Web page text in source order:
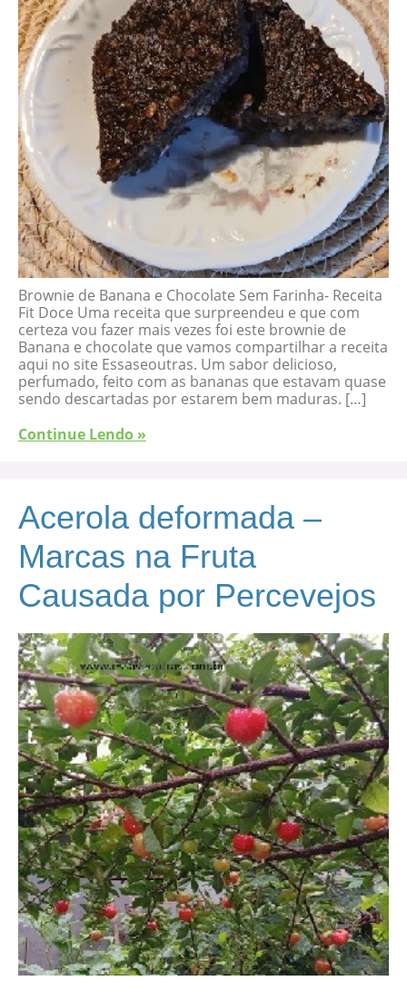
Brownie de Banana e Chocolate Sem Farinha- Receita
Fit Doce Uma receita que surpreendeu e que com
certeza vou fazer mais vezes foi este brownie de
Banana e chocolate que vamos compartilhar a receita
aqui no site Essaseoutras. Um sabor delicioso,
perfumado, feito com as bananas que estavam quase
sendo descartadas por estarem bem maduras. […]
Continue Lendo »
Acerola deformada –
Marcas na Fruta
Causada por Percevejos